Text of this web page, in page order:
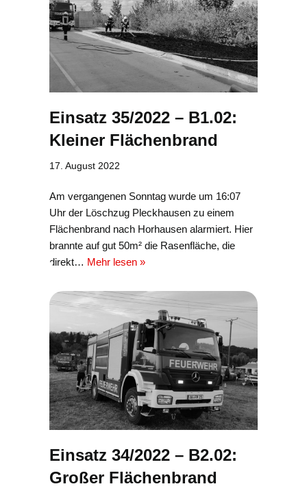
Einsatz 35/2022 – B1.02:
Kleiner Flächenbrand
17. August 2022
Am vergangenen Sonntag wurde um 16:07
Uhr der Löschzug Pleckhausen zu einem
Flächenbrand nach Horhausen alarmiert. Hier
brannte auf gut 50m² die Rasenfläche, die
direkt… Mehr lesen »
Einsatz 34/2022 – B2.02:
Großer Flächenbrand